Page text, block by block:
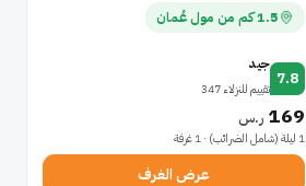
1.5 كم من مول عُمان
7.8
جيد
تقييم للنزلاء 347
169 ر.س
1 ليلة (شامل الضرائب) · 1 غرفة
عرض الغرف